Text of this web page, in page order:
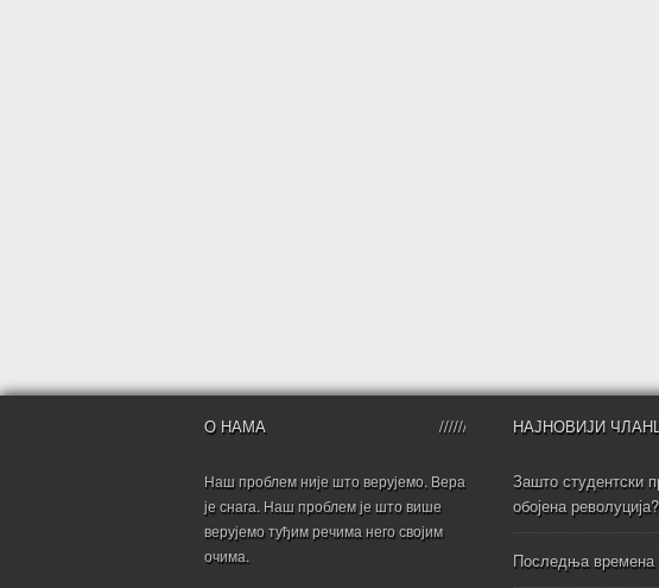
О НАМА
Наш проблем није што верујемо. Вера
је снага. Наш проблем је што више
верујемо туђим речима него својим
очима.
НАЈНОВИЈИ
Зашто студентски
обојена револуција?
Последња времена